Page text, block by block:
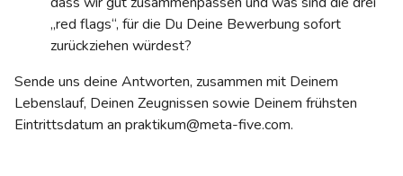
„red flags“, für die Du Deine Bewerbung sofort
zurückziehen würdest?
Sende uns deine Antworten, zusammen mit Deinem
Lebenslauf, Deinen Zeugnissen sowie Deinem frühsten
Eintrittsdatum an praktikum@meta-five.com.